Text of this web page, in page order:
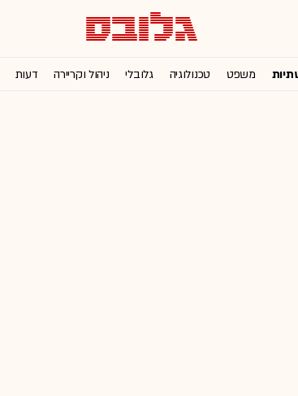
משפט טכנולוגיה גלובלי ניהול וקריירה דעות